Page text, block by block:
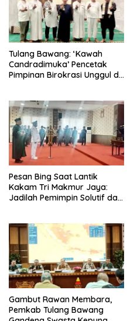
Tulang Bawang: ‘Kawah
Candradimuka’ Pencetak
Pimpinan Birokrasi Unggul di
Pesan Bing Saat Lantik
Kakam Tri Makmur Jaya:
Jadilah Pemimpin Solutif dan
Gambut Rawan Membara,
Pemkab Tulang Bawang